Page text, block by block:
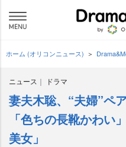
ホーム (オリコンニュース)
ニュース ドラマ
妻夫木聡、“夫婦”ペ
「色ちの長靴かわい
美女」